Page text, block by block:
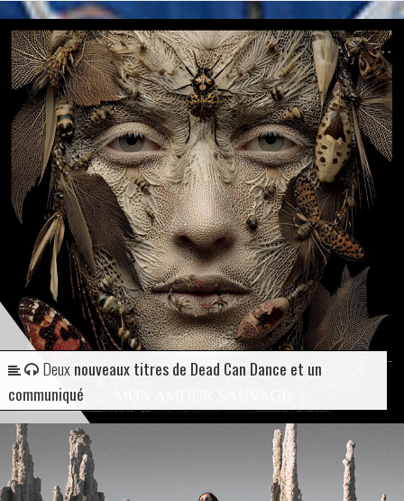
Deuxnouveaux titres de Dead Can Dance et un
communiqué